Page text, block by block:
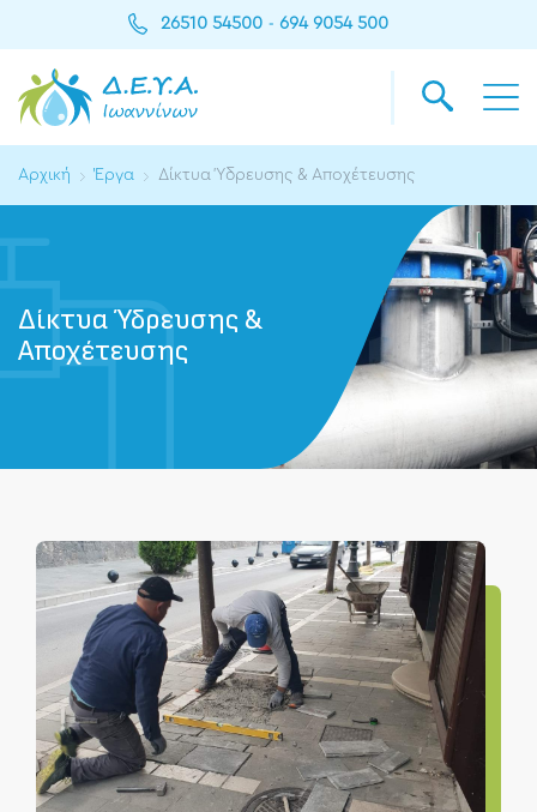
26510 54500 - 694 9054 500
Αρχική Έργα Δίκτυα Ύδρευσης & Αποχέτευσης
Δίκτυα Ύδρευσης &
Αποχέτευσης